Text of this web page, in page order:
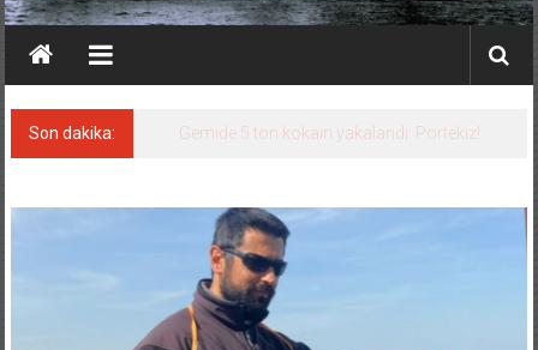
Son dakika: Gemide 5 ton kokain yakalandı: Portekiz!